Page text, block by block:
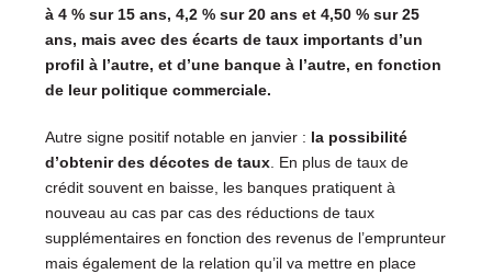
à 4 % sur 15 ans, 4,2 % sur 20 ans et 4,50 % sur 25
ans, mais avec des écarts de taux importants d’un
profil à l’autre, et d’une banque à l’autre, en fonction
de leur politique commerciale.
Autre signe positif notable en janvier : la possibilité
d’obtenir des décotes de taux. En plus de taux de
crédit souvent en baisse, les banques pratiquent à
nouveau au cas par cas des réductions de taux
supplémentaires en fonction des revenus de l’emprunteur
mais également de la relation qu’il va mettre en place